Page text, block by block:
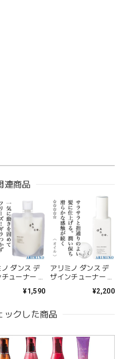
連商品
ノ ダンス デ
ューナー ブ
¥1,590
アリミノ ダンス デ
ザインチューナー フ
¥2,200
ックした商品